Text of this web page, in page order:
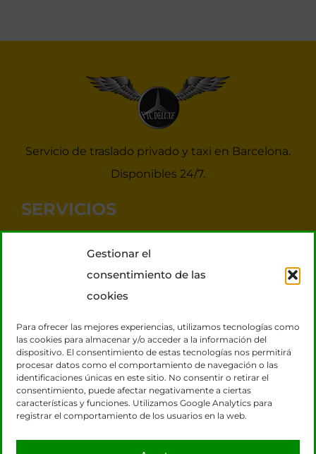
Gestionar el
consentimiento de las
cookies
Para ofrecer las mejores experiencias, utilizamos tecnologías como
las cookies para almacenar y/o acceder a la información del
dispositivo. El consentimiento de estas tecnologías nos permitirá
procesar datos como el comportamiento de navegación o las
identificaciones únicas en este sitio. No consentir o retirar el
consentimiento, puede afectar negativamente a ciertas
características y funciones. Utilizamos Google Analytics para
registrar el comportamiento de los usuarios en la web.
Servicio de traslado privado y taxi en Barcelona.
Disponibles 24/7.
SERVICIOS
Taxi 7 plazas para grupos
Transporte VIP
CONTACTO
931 131 920
617 604 206
reservas@taxisbarcelona.org